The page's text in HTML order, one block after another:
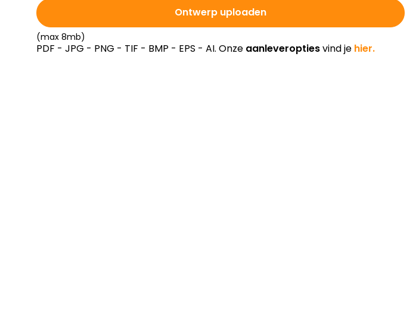
Ontwerp uploaden
(max 8mb)
PDF - JPG - PNG - TIF - BMP - EPS - AI. Onze aanleveroptiesvind je hier.